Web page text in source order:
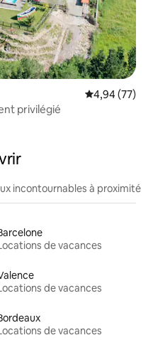
Évaluation
4,94 (77)
privilégié
incontournables à proximité
de vacances
de vacances
de vacances